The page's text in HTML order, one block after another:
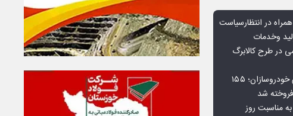
در انتظارسیاست
وخدمات
در طرح کالابرگ
افت ۳۴ درصدی فروش خودروسازان؛ ۱۵۵
شد
مناسبت روز